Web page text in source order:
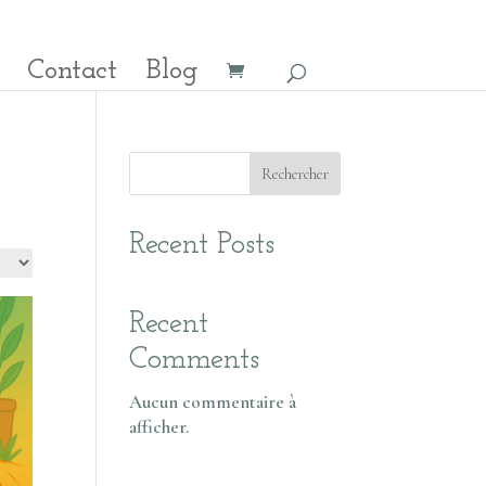
Contact Blog
Rechercher
Recent Posts
Recent
Comments
Aucun commentaire à
afficher.